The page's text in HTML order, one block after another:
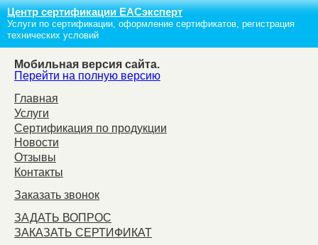
Центр сертификации ЕАСэксперт
Услуги по сертификации, оформление сертификатов, регистрация
технических условий
Мобильная версия сайта.
Перейти на полную версию
Главная
Услуги
Сертификация по продукции
Новости
Отзывы
Контакты
Заказать звонок
ЗАДАТЬ ВОПРОС
ЗАКАЗАТЬ СЕРТИФИКАТ